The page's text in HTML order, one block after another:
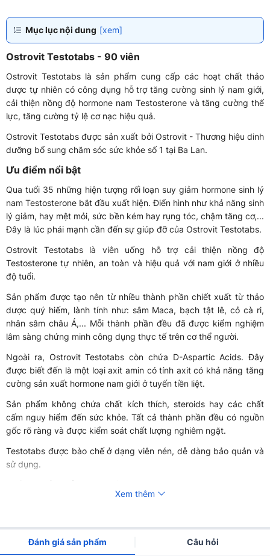
Mục lục nội dung [xem]
Ostrovit Testotabs - 90 viên
Ostrovit Testotabs là sản phẩm cung cấp các hoạt chất thảo
dược tự nhiên có công dụng hỗ trợ tăng cường sinh lý nam giới,
cải thiện nồng độ hormone nam Testosterone và tăng cường thể
lực, tăng cường tỷ lệ cơ nạc hiệu quả.
Ostrovit Testotabs được sản xuất bởi Ostrovit - Thương hiệu dinh
dưỡng bổ sung chăm sóc sức khỏe số 1 tại Ba Lan.
Ưu điểm nổi bật
Qua tuổi 35 những hiện tượng rối loạn suy giảm hormone sinh lý
nam Testosterone bắt đầu xuất hiện. Điển hình như khả năng sinh
lý giảm, hay mệt mỏi, sức bền kém hay rụng tóc, chậm tăng cơ,...
Đây là lúc phái mạnh cần đến sự giúp đỡ của Ostrovit Testotabs.
Ostrovit Testotabs là viên uống hỗ trợ cải thiện nồng độ
Testosterone tự nhiên, an toàn và hiệu quả với nam giới ở nhiều
độ tuổi.
Sản phẩm được tạo nên từ nhiều thành phần chiết xuất từ thảo
dược quý hiếm, lành tính như: sâm Maca, bạch tật lê, cỏ cà ri,
nhân sâm châu Á,... Mỗi thành phần đều đã được kiểm nghiệm
lâm sàng chứng minh công dụng thực tế trên cơ thể người.
Ngoài ra, Ostrovit Testotabs còn chứa D-Aspartic Acids. Đây
được biết đến là một loại axit amin có tính axit có khả năng tăng
cường sản xuất hormone nam giới ở tuyến tiền liệt.
Sản phẩm không chứa chất kích thích, steroids hay các chất
cấm nguy hiểm đến sức khỏe. Tất cả thành phần đều có nguồn
gốc rõ ràng và được kiểm soát chất lượng nghiêm ngặt.
Testotabs được bào chế ở dạng viên nén, dễ dàng bảo quản và
sử dụng.
nguyên cây, có công dụng bổ thận tráng dương, tăng cường
Xem thêm
Đánh giá sản phẩm Câu hỏi